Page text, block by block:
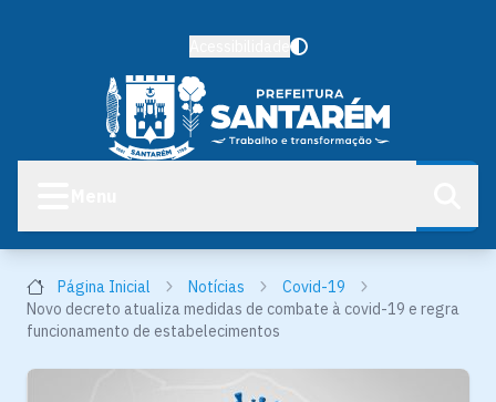
Página Inicial Notícias
Covid-19
Novo decreto atualiza medidas de combate à covid-19 e regra
funcionamento de estabelecimentos